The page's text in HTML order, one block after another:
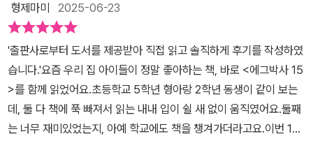
력, 집중력, 사고력도 기를 수 있겠죠!?아이들이 좋아할 수 밖에 없은
초등추천도서 저희 아이는 벌써 몇 번이나 에그박사를 읽었는지 모른
답니다생물들의 정보를 듬뿍 담고 있어서 지식도 쌓고재미있는 워크
북도 풀어보고 지루할 틈이 없어요~
로 몸을 감싸고 살아가는 이들의 생존 방식에 감탄하는 눈치였죠. ✔️
짜릿한 관찰 이야기 + 귀여운 도감​이번 15권에서는 짜릿한 메인 스
토리와 서브스토리와 함께 따뜻한 감성이 어우러져 있어요. 버려진
가재의 비밀을 풀어가는 장면부터 소라게의 완벽한 집을 찾는 여정,
불법 어구를 발견하고 생명을 지키려는 모습까지, 한 편의 자연 다큐
를 만화로 보는 기분이에요.​그리고 중간중간 등장하는 생물 퀴즈나
생물 도감 그리기, 생물 찾기 놀이 같은 워크북 활동도 정말 좋아요.
형제마미 2025-06-23
​'출판사로부터 도서를 제공받아 직접 읽고 솔직하게 후기를 작성하였
습니다.'요즘 우리 집 아이들이 정말 좋아하는 책, 바로 <에그박사 15
>를 함께 읽었어요.​초등학교 5학년 형아랑 2학년 동생이 같이 보는
데, 둘 다 책에 푹 빠져서 읽는 내내 입이 쉴 새 없이 움직였어요.둘째
는 너무 재미있었는지, 아예 학교에도 책을 챙겨가더라고요.이번 15